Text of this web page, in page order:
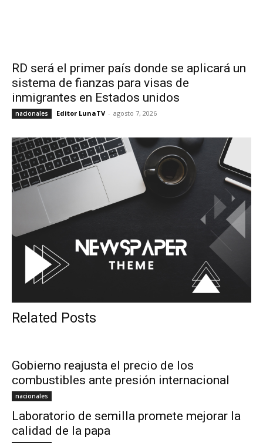
RD será el primer país donde se aplicará un
sistema de fianzas para visas de
inmigrantes en Estados unidos
nacionales Editor LunaTV - agosto 7, 2026
Related Posts
Gobierno reajusta el precio de los
combustibles ante presión internacional
nacionales
Laboratorio de semilla promete mejorar la
calidad de la papa